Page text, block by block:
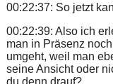
00:22:37: So jetzt
00:22:39: Also ich
man in Präsenz
umgeht, weil man
seine Ansicht oder
du denn drauf?